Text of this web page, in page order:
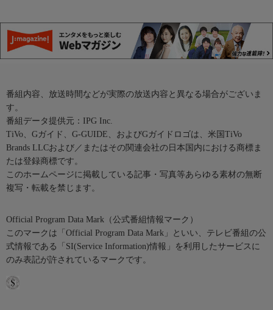
番組内容、放送時間などが実際の放送内容と異なる場合がございま
す。
番組データ提供元：IPG Inc.
TiVo、Gガイド、G-GUIDE、およびGガイドロゴは、米国TiVo
Brands LLCおよび／またはその関連会社の日本国内における商標ま
たは登録商標です。
このホームページに掲載している記事・写真等あらゆる素材の無断
複写・転載を禁じます。
Official Program Data Mark（公式番組情報マーク）
このマークは「Official Program Data Mark」といい、テレビ番組の公
式情報である「SI(Service Information)情報」を利用したサービスに
のみ表記が許されているマークです。